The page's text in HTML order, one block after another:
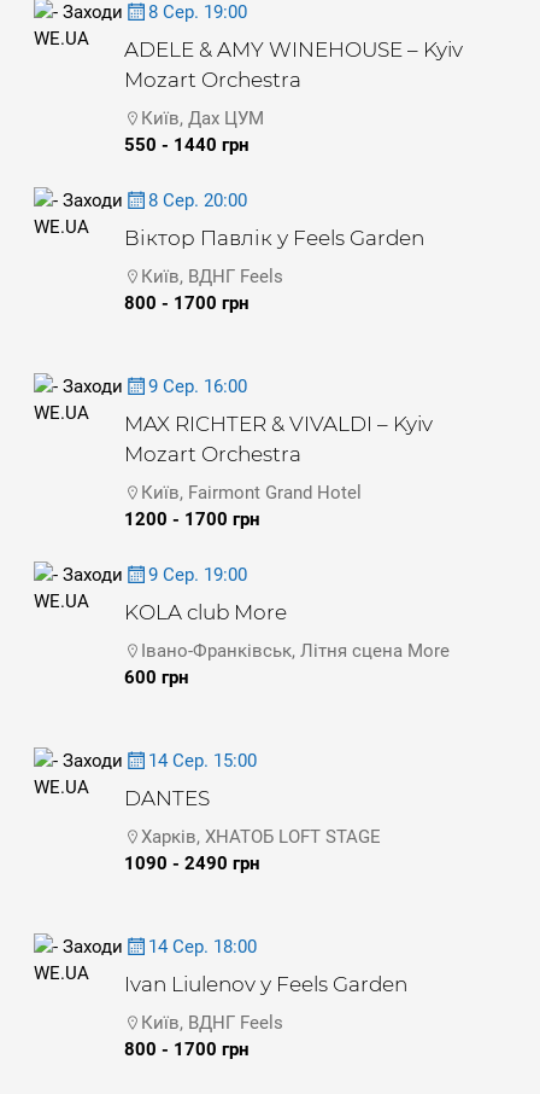
8 Сер. 19:00
ADELE & AMY WINEHOUSE – Kyiv
Mozart Orchestra
Київ, Дах ЦУМ
550 - 1440 грн
8 Сер. 20:00
Віктор Павлік у Feels Garden
Київ, ВДНГ Feels
800 - 1700 грн
9 Сер. 16:00
MAX RICHTER & VIVALDI – Kyiv
Mozart Orchestra
Київ, Fairmont Grand Hotel
1200 - 1700 грн
9 Сер. 19:00
KOLA club More
Івано-Франківськ, Літня сцена More
600 грн
14 Сер. 15:00
DANTES
Харків, ХНАТОБ LOFT STAGE
1090 - 2490 грн
14 Сер. 18:00
Ivan Liulenov у Feels Garden
Київ, ВДНГ Feels
800 - 1700 грн